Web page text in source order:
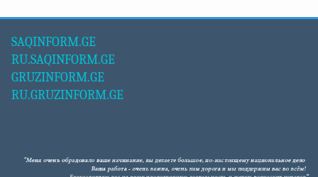
SAQINFORM.GE
RU.SAQINFORM.GE
GRUZINFORM.GE
RU.GRUZINFORM.GE